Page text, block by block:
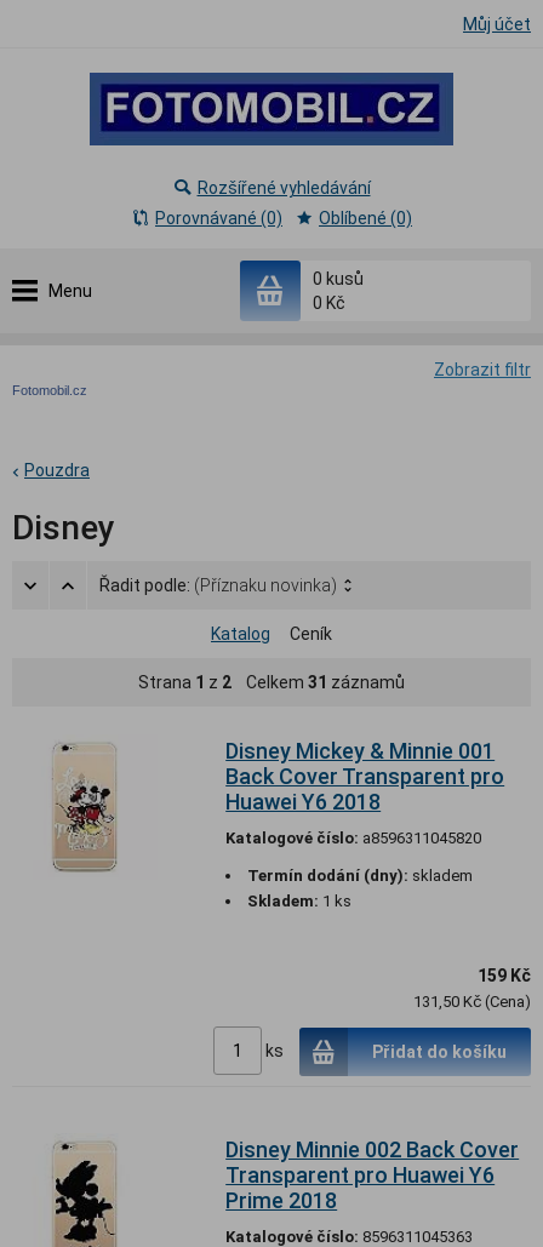
Můj účet
Menu
0 kusů
0 Kč
Rozšířené vyhledávání
Porovnávané (0)
Oblíbené (0)
Zobrazit filtr
Fotomobil.cz
Pouzdra
Disney
Řadit podle: (Příznaku novinka)
Katalog Ceník
Strana 1 z 2 Celkem 31 záznamů
Disney Mickey & Minnie 001
Back Cover Transparent pro
Huawei Y6 2018
Katalogové číslo: a8596311045820
Termín dodání (dny): skladem
Skladem: 1 ks
159 Kč
131,50 Kč (Cena)
ks Přidat do košíku
Disney Minnie 002 Back Cover
Transparent pro Huawei Y6
Prime 2018
Katalogové číslo: 8596311045363